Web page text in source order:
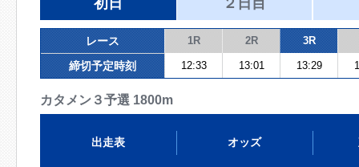
初日 ２日目
レース 1R 2R 3R
締切予定時刻 12:33 13:01 13:29
カタメン３予選 1800m
出走表 オッズ